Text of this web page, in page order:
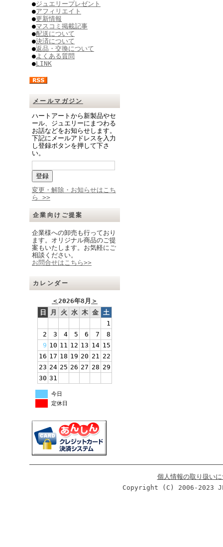
●ジュエリープレゼント
●アフィリエイト
●更新情報
●マスコミ掲載記事
●配送について
●決済について
●返品・交換について
●よくある質問
●LINK
メールマガジン
ハートアートから新製品やセ
ール、ジュエリーにまつわる
お話などをお知らせします。
下記にメールアドレスを入力
し登録ボタンを押して下さ
い。
変更・解除・お知らせはこち
ら >>
企業向けご提案
企業様への卸売も行っており
ます。オリジナル商品のご提
案もいたします。お気軽にご
相談ください。
お問合せはこちら>>
カレンダー
＜2026年8月 ＞
日
月 火 水 木 金 土
1
2
3 4 5 6 7
8
9 10 11 12 13 14 15
16 17 18 19 20 21 22
23 24 25 26 27 28 29
30 31
今日
定休日
個人情報の取り扱い
Copyright (C) 2006-2023